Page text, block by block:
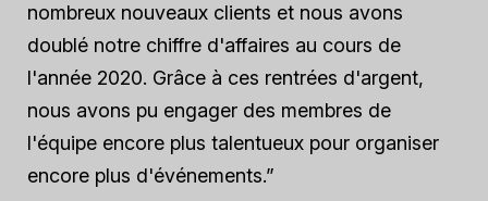
nombreux nouveaux clients et nous avons
doublé notre chiffre d'affaires au cours de
l'année 2020. Grâce à ces rentrées d'argent,
nous avons pu engager des membres de
l'équipe encore plus talentueux pour organiser
encore plus d'événements.”